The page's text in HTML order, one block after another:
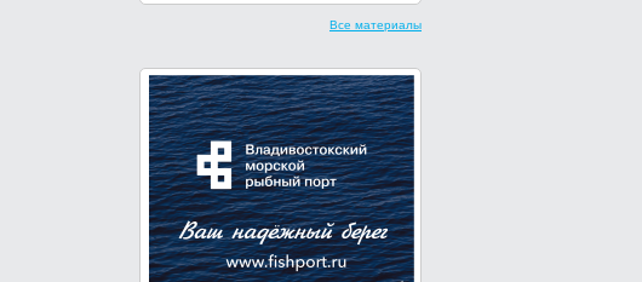
Все материалы